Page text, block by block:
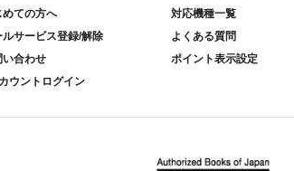
めての方へ
対応機種一覧
ルサービス登録/解除
よくある質問
い合わせ
ポイント表示設定
ウントログイン